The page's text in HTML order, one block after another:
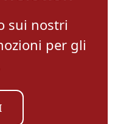
sui nostri
per gli